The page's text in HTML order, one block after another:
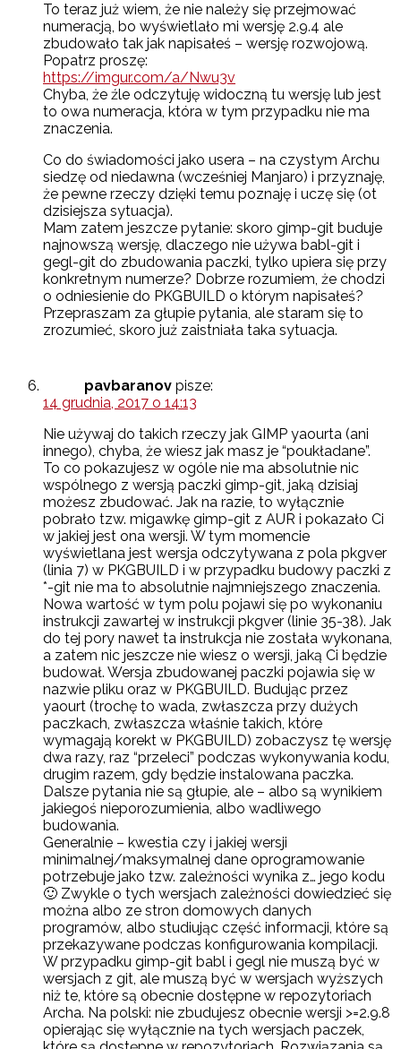
To teraz już wiem, że nie należy się przejmować
numeracją, bo wyświetlało mi wersję 2.9.4 ale
zbudowało tak jak napisałeś – wersję rozwojową.
Popatrz proszę:
https://imgur.com/a/Nwu3v
Chyba, że źle odczytuję widoczną tu wersję lub jest
to owa numeracja, która w tym przypadku nie ma
znaczenia.
Co do świadomości jako usera – na czystym Archu
siedzę od niedawna (wcześniej Manjaro) i przyznaję,
że pewne rzeczy dzięki temu poznaję i uczę się (ot
dzisiejsza sytuacja).
Mam zatem jeszcze pytanie: skoro gimp-git buduje
najnowszą wersję, dlaczego nie używa babl-git i
gegl-git do zbudowania paczki, tylko upiera się przy
konkretnym numerze? Dobrze rozumiem, że chodzi
o odniesienie do PKGBUILD o którym napisałeś?
Przepraszam za głupie pytania, ale staram się to
zrozumieć, skoro już zaistniała taka sytuacja.
pavbaranov pisze:
14 grudnia, 2017 o 14:13
Nie używaj do takich rzeczy jak GIMP yaourta (ani
innego), chyba, że wiesz jak masz je “poukładane”.
To co pokazujesz w ogóle nie ma absolutnie nic
wspólnego z wersją paczki gimp-git, jaką dzisiaj
możesz zbudować. Jak na razie, to wyłącznie
pobrało tzw. migawkę gimp-git z AUR i pokazało Ci
w jakiej jest ona wersji. W tym momencie
wyświetlana jest wersja odczytywana z pola pkgver
(linia 7) w PKGBUILD i w przypadku budowy paczki z
*-git nie ma to absolutnie najmniejszego znaczenia.
Nowa wartość w tym polu pojawi się po wykonaniu
instrukcji zawartej w instrukcji pkgver (linie 35-38). Jak
do tej pory nawet ta instrukcja nie została wykonana,
a zatem nic jeszcze nie wiesz o wersji, jaką Ci będzie
budował. Wersja zbudowanej paczki pojawia się w
nazwie pliku oraz w PKGBUILD. Budując przez
yaourt (trochę to wada, zwłaszcza przy dużych
paczkach, zwłaszcza właśnie takich, które
wymagają korekt w PKGBUILD) zobaczysz tę wersję
dwa razy, raz “przeleci” podczas wykonywania kodu,
drugim razem, gdy będzie instalowana paczka.
Dalsze pytania nie są głupie, ale – albo są wynikiem
jakiegoś nieporozumienia, albo wadliwego
budowania.
Generalnie – kwestia czy i jakiej wersji
minimalnej/maksymalnej dane oprogramowanie
potrzebuje jako tzw. zależności wynika z… jego kodu
🙂 Zwykle o tych wersjach zależności dowiedzieć się
można albo ze stron domowych danych
programów, albo studiując część informacji, które są
przekazywane podczas konfigurowania kompilacji.
W przypadku gimp-git babl i gegl nie muszą być w
wersjach z git, ale muszą być w wersjach wyższych
niż te, które są obecnie dostępne w repozytoriach
Archa. Na polski: nie zbudujesz obecnie wersji >=2.9.8
opierając się wyłącznie na tych wersjach paczek,